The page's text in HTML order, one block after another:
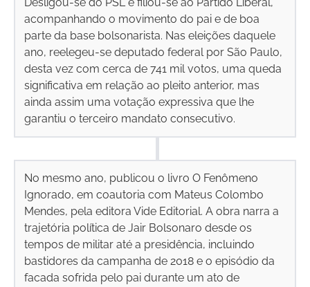
acompanhando o movimento do pai e de boa
parte da base bolsonarista. Nas eleições daquele
ano, reelegeu-se deputado federal por São Paulo,
desta vez com cerca de 741 mil votos, uma queda
significativa em relação ao pleito anterior, mas
ainda assim uma votação expressiva que lhe
garantiu o terceiro mandato consecutivo.
No mesmo ano, publicou o livro O Fenômeno
Ignorado, em coautoria com Mateus Colombo
Mendes, pela editora Vide Editorial. A obra narra a
trajetória política de Jair Bolsonaro desde os
tempos de militar até a presidência, incluindo
bastidores da campanha de 2018 e o episódio da
facada sofrida pelo pai durante um ato de